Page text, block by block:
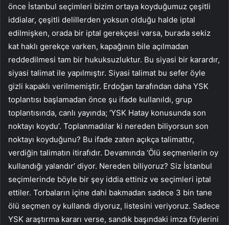
önce İstanbul seçimleri bizim ortaya koyduğumuz çeşitli
iddialar, çeşitli delillerden yoksun olduğu halde iptal
edilmişken, orada bir iptal gerekçesi varsa, burada sekiz
kat haklı gerekçe varken, kapağının bile açılmadan
reddedilmesi tam bir hukuksuzluktur. Bu siyasi bir karardır,
siyasi talimat ile yapılmıştır. Siyasi talimat bu sefer öyle
gizli kapaklı verilmemiştir. Erdoğan tarafından daha YSK
toplantısı başlamadan önce şu ifade kullanıldı, grup
toplantısında, canlı yayında; ‘YSK Hatay konusunda son
noktayı koydu’. Toplanmadılar ki nereden biliyorsun son
noktayı koyduğunu? Bu ifade zaten açıkça talimattır,
verdiğin talimatın itirafıdır. Devamında ‘Ölü seçmenlerin oy
kullandığı yalandır’ diyor. Nereden biliyoruz? Siz İstanbul
seçimlerinde böyle bir şey iddia ettiniz ve seçimleri iptal
ettiler. Torbaların içine dahi bakmadan sadece 3 bin tane
ölü seçmen oy kullandı diyoruz, listesini veriyoruz. Sadece
YSK araştırma kararı verse, sandık başındaki imza föylerini